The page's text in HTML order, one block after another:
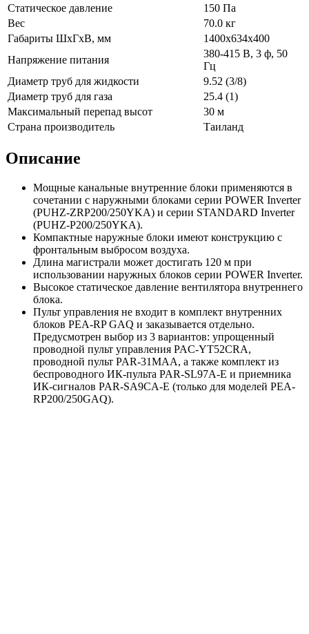
Статическое давление
150 Па
Вес
70.0 кг
Габариты ШхГхВ, мм
1400x634x400
Напряжение питания
380-415 В, 3 ф, 50
Гц
Диаметр труб для жидкости
9.52 (3/8)
Диаметр труб для газа
25.4 (1)
Максимальный перепад высот
30 м
Страна производитель
Таиланд
Описание
Мощные канальные внутренние блоки применяются в
сочетании с наружными блоками серии POWER Inverter
(PUHZ-ZRP200/250YKA) и серии STANDARD Inverter
(PUHZ-P200/250YKA).
Компактные наружные блоки имеют конструкцию с
фронтальным выбросом воздуха.
Длина магистрали может достигать 120 м при
использовании наружных блоков серии POWER Inverter.
Высокое статическое давление вентилятора внутреннего
блока.
Пульт управления не входит в комплект внутренних
блоков PEA-RP GAQ и заказывается отдельно.
Предусмотрен выбор из 3 вариантов: упрощенный
проводной пульт управления PAC-YT52CRA,
проводной пульт PAR-31MAA, а также комплект из
беспроводного ИК-пульта PAR-SL97A-E и приемника
ИК-сигналов PAR-SA9CA-E (только для моделей PEA-
RP200/250GAQ).